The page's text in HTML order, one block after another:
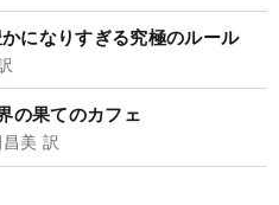
になりすぎる究極のルール
の果てのカフェ
美 訳